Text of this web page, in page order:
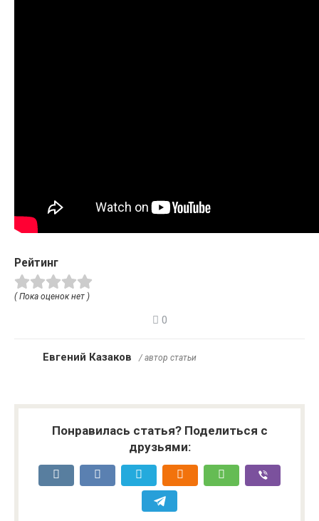
Рейтинг
( Пока оценок нет )
0
Евгений Казаков / автор статьи
Понравилась статья? Поделиться с
друзьями: